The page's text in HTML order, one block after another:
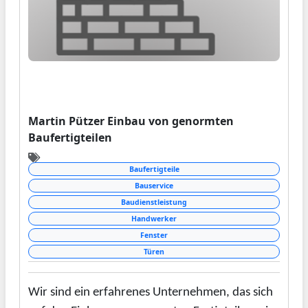
Martin Pützer Einbau von genormten
Baufertigteilen
Baufertigteile
Bauservice
Baudienstleistung
Handwerker
Fenster
Türen
Wir sind ein erfahrenes Unternehmen, das sich